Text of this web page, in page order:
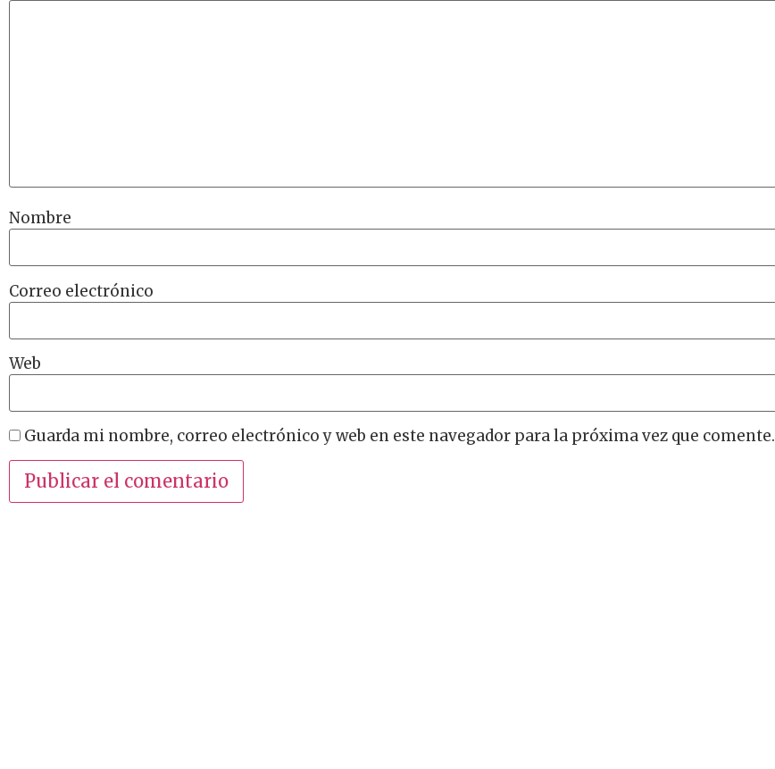
Nombre
Correo electrónico
Web
Guarda mi nombre, correo electrónico y web en este navegador para la próxima vez que comente.